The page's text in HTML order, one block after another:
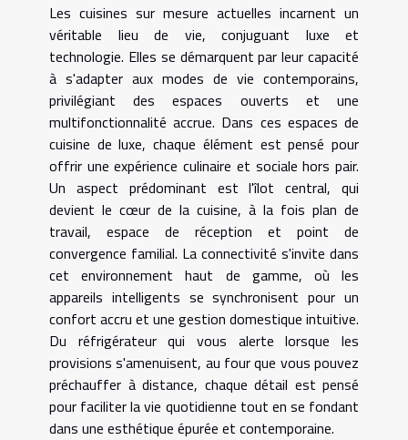
Les cuisines sur mesure actuelles incarnent un
véritable lieu de vie, conjuguant luxe et
technologie. Elles se démarquent par leur capacité
à s'adapter aux modes de vie contemporains,
privilégiant des espaces ouverts et une
multifonctionnalité accrue. Dans ces espaces de
cuisine de luxe, chaque élément est pensé pour
offrir une expérience culinaire et sociale hors pair.
Un aspect prédominant est l'îlot central, qui
devient le cœur de la cuisine, à la fois plan de
travail, espace de réception et point de
convergence familial. La connectivité s'invite dans
cet environnement haut de gamme, où les
appareils intelligents se synchronisent pour un
confort accru et une gestion domestique intuitive.
Du réfrigérateur qui vous alerte lorsque les
provisions s'amenuisent, au four que vous pouvez
préchauffer à distance, chaque détail est pensé
pour faciliter la vie quotidienne tout en se fondant
dans une esthétique épurée et contemporaine.